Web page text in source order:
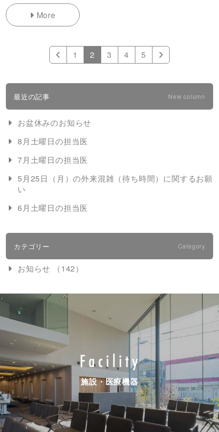
More
1 2 3 4 5
最近の記事 New column
お盆休みのお知らせ
8月土曜日の担当医
7月土曜日の担当医
5月25日（月）の外来混雑（待ち時間）に関するお願
い
6月土曜日の担当医
カテゴリー Category
お知らせ （142）
施設・医療機器